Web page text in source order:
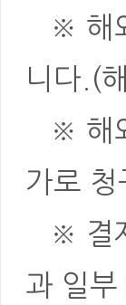
※ 해
니다.(
※ 해
가로 청
※ 결
과 일